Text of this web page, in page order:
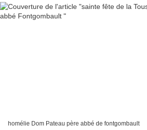
homélie Dom Pateau père abbé de fontgombault